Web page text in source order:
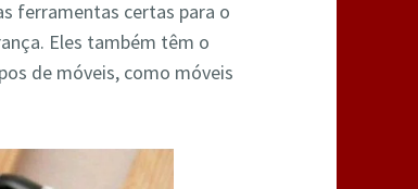
ferramentas certas para o
Eles também têm o
de móveis, como móveis